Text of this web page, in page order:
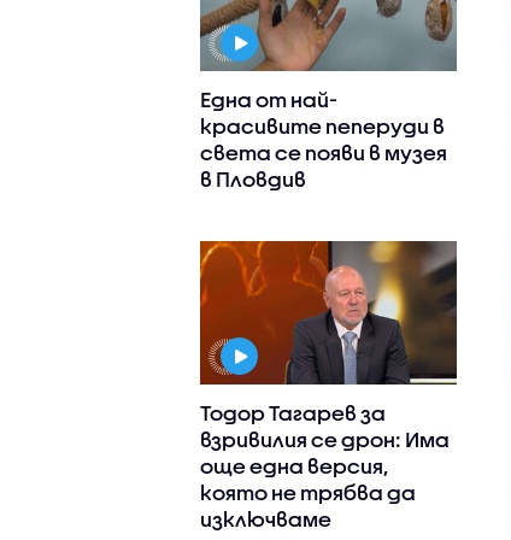
Една от най-
красивите пеперуди в
света се появи в музея
в Пловдив
Тодор Тагарев за
взривилия се дрон: Има
още една версия,
която не трябва да
изключваме